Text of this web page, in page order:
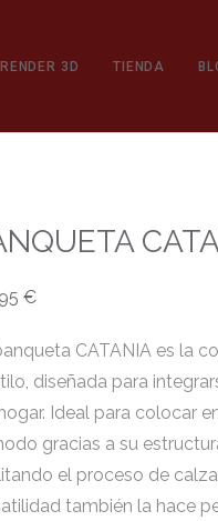
RENDER 3D TIENDA
€
CATANIA es la
diseñada para
Ideal para colocar
gracias a su
el proceso de
también la hace